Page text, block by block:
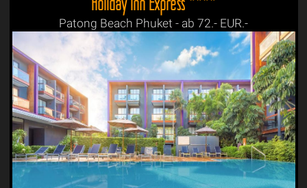
Patong Beach Phuket - ab 72.- EUR.-